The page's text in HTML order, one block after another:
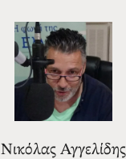
Νικόλας Αγγελίδης